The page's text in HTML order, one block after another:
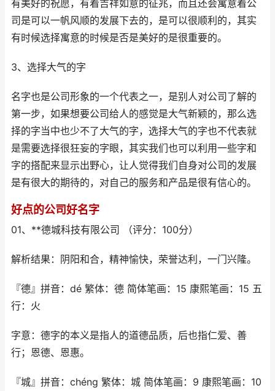
有美好的祝愿，有着吉祥如意的征兆，而且还会寓意着公
司是可以一帆风顺的发展下去的，是可以很顺利的，其实
有时候选择寓意的时候是否是美好的是很重要的。
3、选择大气的字
名字也是公司形象的一个代表之一，是别人对公司了解的
第一步，如果想要公司给人的感觉是大气新颖的，那么选
择的字当中也少不了大气的字，选择大气的字也不代表就
是需要选择很狂妄的字眼，其实我们也可以利用一些字和
字的搭配来显示出野心，让人觉得我们自身对公司的发展
是有很大的期待的，对自己的服务和产品是很有信心的。
好点的公司好名字
01、**德城科技有限公司 （评分：100分）
解析结果：阴阳和合，精神愉快，荣誉达利，一门兴隆。
『德』拼音：dé 繁体：德 简体笔画：15 康熙笔画：15 五
行：火
字意：德字的本义是指人的道德品质，后也指仁爱、善
行；恩德、恩惠。
『城』拼音：chéng 繁体：城 简体笔画：9 康熙笔画：10